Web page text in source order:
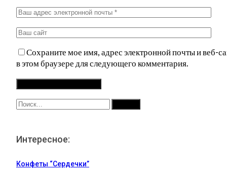
Сохраните мое имя, адрес электронной почты и веб-
в этом браузере для следующего комментария.
Интересное:
Конфеты “Сердечки”